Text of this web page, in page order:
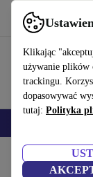
Klikając
używanie plików
trackingu.
dopasowywać
tutaj: Polityka
Korzystaj z